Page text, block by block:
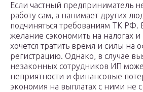
Если частный предприниматель
работу сам, а нанимает других
подчиняться требованиям ТК РФ.
желание сэкономить на налогах и
хочется тратить время и силы на
регистрацию. Однако, в случае
незаконных сотрудников ИП
неприятности и финансовые
экономия на выплатах с ними не